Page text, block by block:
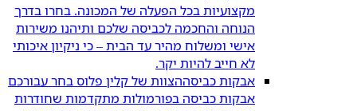
מקצועיות בכל הפעלה של המכונה. בחרו בדרך
הנוחה והחכמה לכביסה שלכם ותיהנו משירות
אישי ומשלוח מהיר עד הבית – כי ניקיון איכותי
לא חייב להיות יקר.
אבקות כביסההצוות של קלין פלוס בחר עבורכם
אבקות כביסה בפורמולות מתקדמות שחודרות